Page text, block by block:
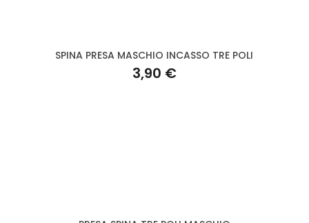
SPINA PRESA MASCHIO INCASSO TRE POLI
3,90 €